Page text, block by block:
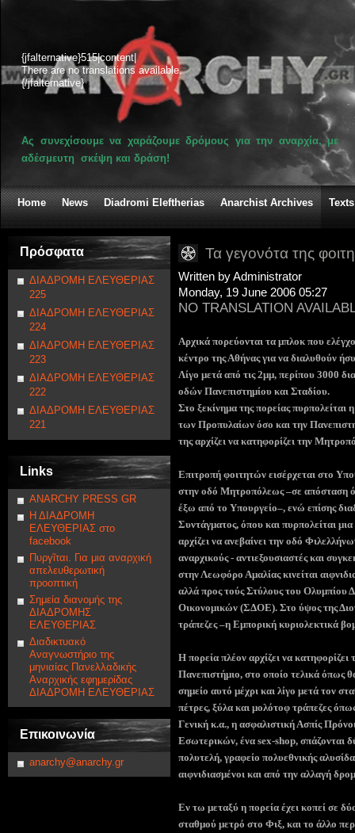
{jfalternative}515|content|
There are no translations available.
{/jfalternative}
Ας συνεχίσουμε να χαράζουμε δρόμους για την αναρχία, με
αδέσμευτη σκέψη και δράση!
Home News Diadromi Eleftherias Anarchist Archives Texts
Πρόσφατα
ΔΙΑΔΡΟΜΗ ΕΛΕΥΘΕΡΙΑΣ
225
ΔΙΑΔΡΟΜΗ ΕΛΕΥΘΕΡΙΑΣ
224
ΔΙΑΔΡΟΜΗ ΕΛΕΥΘΕΡΙΑΣ
223
ΔΙΑΔΡΟΜΗ ΕΛΕΥΘΕΡΙΑΣ
222
ΔΙΑΔΡΟΜΗ ΕΛΕΥΘΕΡΙΑΣ
221
Links
ANARCHY PRESS GR
Η ΔΙΑΔΡΟΜΗ
ΕΛΕΥΘΕΡΙΑΣ στο
facebook
Πυργῖται. Για μια αναρχική
απελευθερωτική
προοπτική
Σημεία διανομής της
ΔΙΑΔΡΟΜΗΣ
ΕΛΕΥΘΕΡΙΑΣ
Διαδικτυακό
Αναγνωστήριο της
μηνιαίας Πανελλαδικής
Αναρχικής εφημερίδας
ΔΙΑΔΡΟΜΗ ΕΛΕΥΘΕΡΙΑΣ
Επικοινωνία
anarchy@anarchy.gr
Τα γεγονότα της
Written by Administrator
Monday, 19 June 2006 05:27
NO TRANSLATION
Αρχικά πορεύονται τα μπλοκ που
κέντρο της Αθήνας για να διαλυθούν
Λίγο μετά από τις 2μμ, περίπου 3000
οδών Πανεπιστημίου και Σταδίου.
Στο ξεκίνημα της πορείας
των Προπυλαίων όσο και την
της αρχίζει να κατηφορίζει την
Επιτροπή φοιτητών εισέρχεται στο
στην οδό Μητροπόλεως –σε απόσταση
έξω από το Υπουργείο–, ενώ επίσης
Συντάγματος, όπου και πυρπολείται
αρχίζει να ανεβαίνει την οδό
αναρχικούς - αντιεξουσιαστές και
στην Λεωφόρο Αμαλίας κινείται
αλλά προς τούς Στύλους του Ολυμπίου
Οικονομικών (ΣΔΟΕ). Στο ύψος της
τράπεζες –η Εμπορική κυριολεκτικά
Η πορεία πλέον αρχίζει να
Πανεπιστήμιο, στο οποίο τελικά όπως
σημείο αυτό μέχρι και λίγο μετά τον
πέτρες, ξύλα και μολότοφ τράπεζες
Γενική κ.α., η ασφαλιστική Ασπίς
Εσωτερικών, ένα sex-shop, σπάζονται
πολυτελή, γραφείο πολυεθνικής
αιφνιδιασμένοι και από την αλλαγή
Εν τω μεταξύ η πορεία έχει κοπεί σε
σταθμού μετρό στο Φιξ, και το άλλο